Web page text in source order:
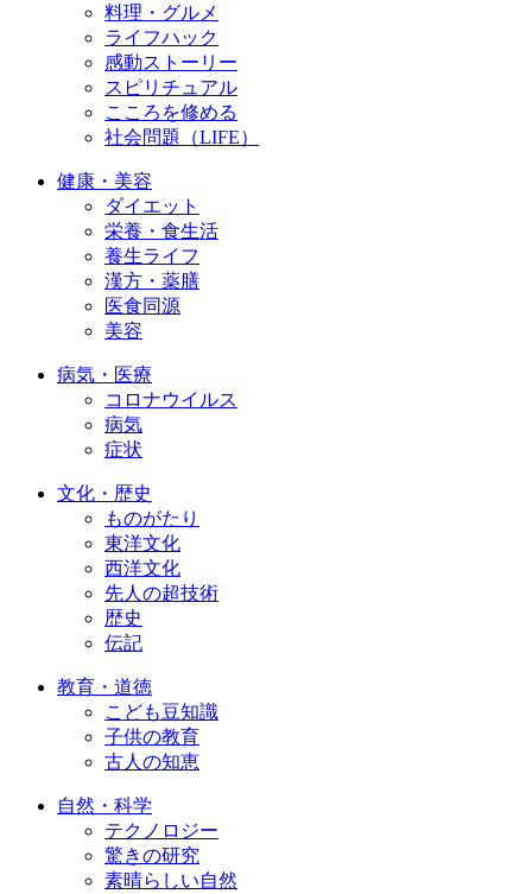
料理・グルメ
ライフハック
感動ストーリー
スピリチュアル
こころを修める
社会問題（LIFE）
健康・美容
ダイエット
栄養・食生活
養生ライフ
漢方・薬膳
医食同源
美容
病気・医療
コロナウイルス
病気
症状
文化・歴史
ものがたり
東洋文化
西洋文化
先人の超技術
歴史
伝記
教育・道徳
こども豆知識
子供の教育
古人の知恵
自然・科学
テクノロジー
驚きの研究
素晴らしい自然